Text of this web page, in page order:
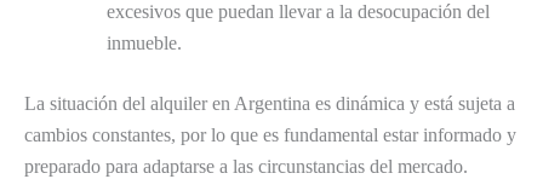
excesivos que puedan llevar a la desocupación del
inmueble.
La situación del alquiler en Argentina es dinámica y está sujeta a
cambios constantes, por lo que es fundamental estar informado y
preparado para adaptarse a las circunstancias del mercado.